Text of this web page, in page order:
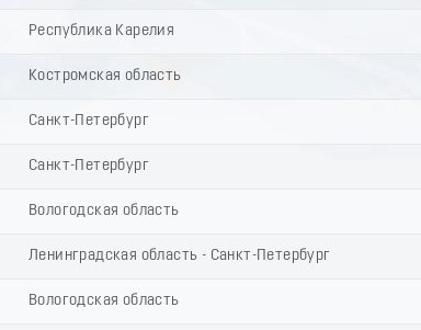
Республика Карелия
Костромская область
Санкт-Петербург
Санкт-Петербург
Вологодская область
Ленинградская область - Санкт-Петербург
Вологодская область